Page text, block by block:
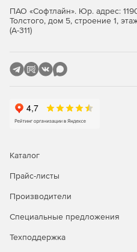
ПАО «Софтлайн». Юр. адрес:
Толстого, дом 5, строение 1,
(А-311)
Каталог
Прайс-листы
Производители
Специальные предложения
Техподдержка